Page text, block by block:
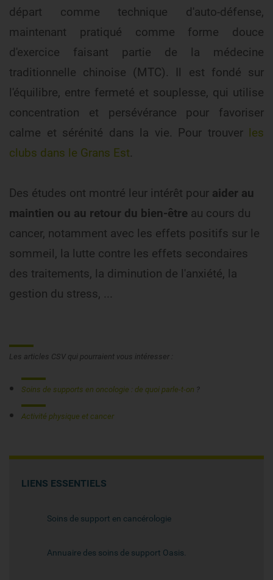
départ comme technique d'auto-défense,
maintenant pratiqué comme forme douce
d'exercice faisant partie de la médecine
traditionnelle chinoise (MTC). Il est fondé sur
l'équilibre, entre fermeté et souplesse, qui utilise
concentration et persévérance pour favoriser
calme et sérénité dans la vie. Pour trouver les
clubs dans le Grans Est.
Des études ont montré leur intérêt pour aider au
maintien ou au retour du bien-être au cours du
cancer, notamment avec les effets positifs sur le
sommeil, la lutte contre les effets secondaires
des traitements, la diminution de l'anxiété, la
gestion du stress, ...
Les articles CSV qui pourraient vous intéresser :
Soins de supports en oncologie : de quoi parle-t-on ?
Activité physique et cancer
LIENS ESSENTIELS
Soins de support en cancérologie
Annuaire des soins de support Oasis.